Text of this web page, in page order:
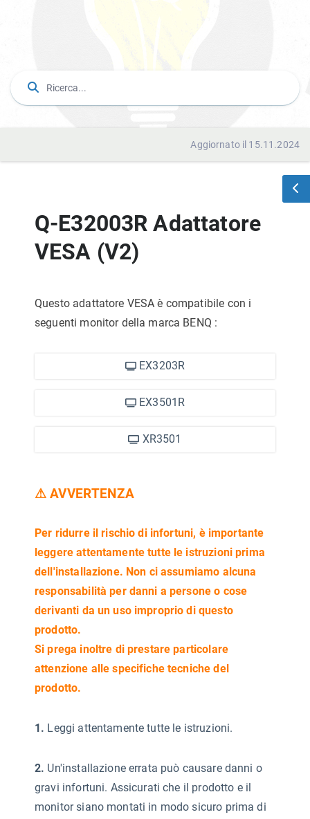
Aggiornato il 15.11.2024
Q-E32003R Adattatore
VESA (V2)
Questo adattatore VESA è compatibile con i
seguenti monitor della marca BENQ :
EX3203R
EX3501R
XR3501
⚠ AVVERTENZA
Per ridurre il rischio di infortuni, è importante
leggere attentamente tutte le istruzioni prima
dell'installazione. Non ci assumiamo alcuna
responsabilità per danni a persone o cose
derivanti da un uso improprio di questo
prodotto.
Si prega inoltre di prestare particolare
attenzione alle specifiche tecniche del
prodotto.
1. Leggi attentamente tutte le istruzioni.
2. Un'installazione errata può causare danni o
gravi infortuni. Assicurati che il prodotto e il
monitor siano montati in modo sicuro prima di